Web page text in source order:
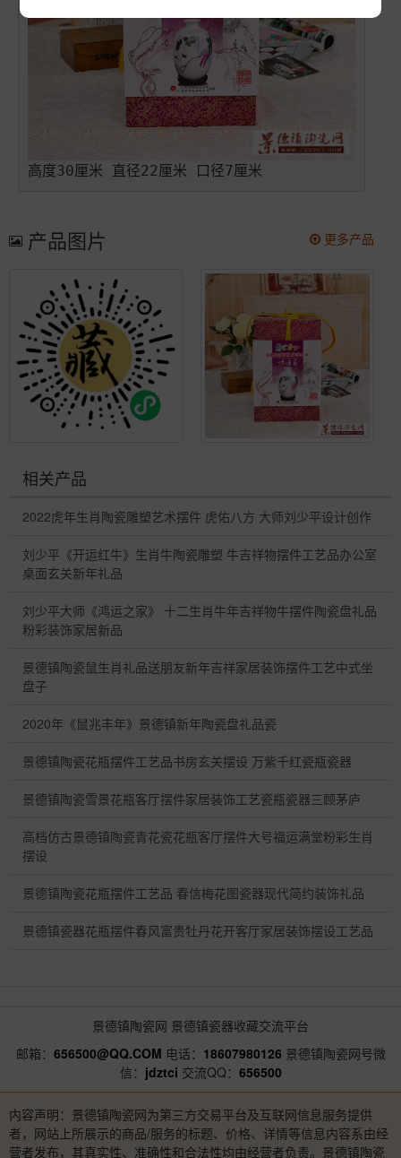
高度30厘米 直径22厘米 口径7厘米
更多产品
产品图片
相关产品
2022虎年生肖陶瓷雕塑艺术摆件 虎佑八方 大师刘少平设计创作
刘少平《开运红牛》生肖牛陶瓷雕塑 牛吉祥物摆件工艺品办公室
桌面玄关新年礼品
刘少平大师《鸿运之家》 十二生肖牛年吉祥物牛摆件陶瓷盘礼品
粉彩装饰家居新品
景德镇陶瓷鼠生肖礼品送朋友新年吉祥家居装饰摆件工艺中式坐
盘子
2020年《鼠兆丰年》景德镇新年陶瓷盘礼品瓷
景德镇陶瓷花瓶摆件工艺品书房玄关摆设 万紫千红瓷瓶瓷器
景德镇陶瓷雪景花瓶客厅摆件家居装饰工艺瓷瓶瓷器三顾茅庐
高档仿古景德镇陶瓷青花瓷花瓶客厅摆件大号福运满堂粉彩生肖
摆设
景德镇陶瓷花瓶摆件工艺品 春信梅花图瓷器现代简约装饰礼品
景德镇瓷器花瓶摆件春风富贵牡丹花开客厅家居装饰摆设工艺品
景德镇陶瓷网 景德镇瓷器收藏交流平台
邮箱： 656500@QQ.COM 电话： 18607980126 景德镇陶瓷网号微
信： jdztci 交流QQ： 656500
内容声明：景德镇陶瓷网为第三方交易平台及互联网信息服务提供
者，网站上所展示的商品/服务的标题、价格、详情等信息内容系由经
营者发布，其真实性、准确性和合法性均由经营者负责。景德镇陶瓷